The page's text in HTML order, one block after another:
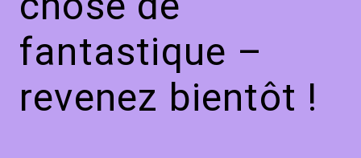
fantastique –
revenez bientôt !